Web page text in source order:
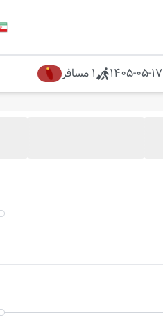
1405-05-17
1 مسافر